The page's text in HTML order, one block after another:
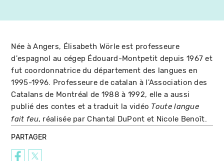
Née à Angers, Élisabeth Wörle est professeure
d'espagnol au cégep Édouard-Montpetit depuis 1967 et
fut coordonnatrice du département des langues en
1995-1996. Professeure de catalan à l'Association des
Catalans de Montréal de 1988 à 1992, elle a aussi
publié des contes et a traduit la vidéo Toute langue
fait feu, réalisée par Chantal DuPont et Nicole Benoît.
PARTAGER